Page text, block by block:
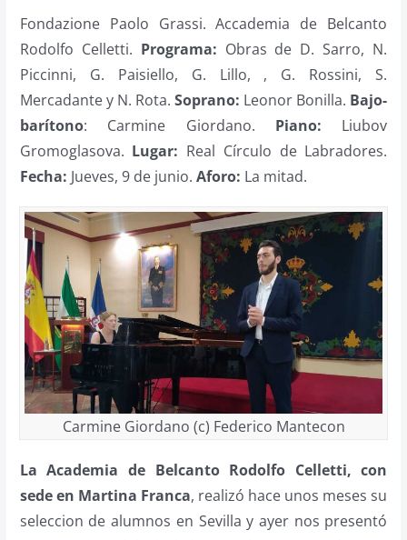
Fondazione Paolo Grassi. Accademia de Belcanto
Rodolfo Celletti. Programa: Obras de D. Sarro, N.
Piccinni, G. Paisiello, G. Lillo, , G. Rossini, S.
Mercadante y N. Rota.Soprano: Leonor Bonilla. Bajo-
barítono: Carmine Giordano. Piano: Liubov
Gromoglasova. Lugar: Real Círculo de Labradores.
Fecha: Jueves, 9 de junio. Aforo: La mitad.
Carmine Giordano (c) Federico Mantecon
La Academia de Belcanto Rodolfo Celletti, con
sede en Martina Franca, realizó hace unos meses su
seleccion de alumnos en Sevilla y ayer nos presentó